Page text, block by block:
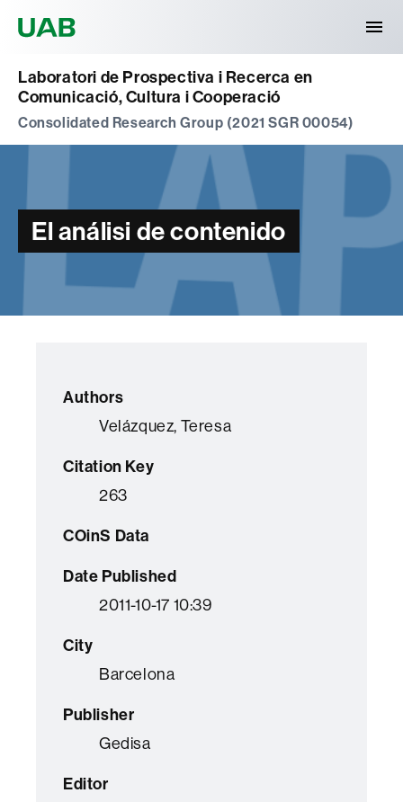
Laboratori de Prospectiva i Recerca en
Comunicació, Cultura i Cooperació
Consolidated Research Group (2021 SGR 00054)
El análisi de contenido
Authors
Velázquez, Teresa
Citation Key
263
COinS Data
Date Published
2011-10-17 10:39
City
Barcelona
Publisher
Gedisa
Editor